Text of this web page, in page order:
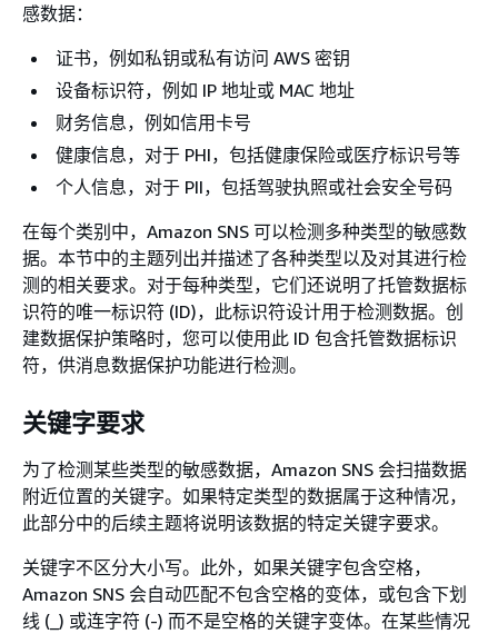
感数据：
证书，例如私钥或私有访问 AWS 密钥
设备标识符，例如 IP 地址或 MAC 地址
财务信息，例如信用卡号
健康信息，对于 PHI，包括健康保险或医疗标识号等
个人信息，对于 PII，包括驾驶执照或社会安全号码
在每个类别中，Amazon SNS 可以检测多种类型的敏感数
据。本节中的主题列出并描述了各种类型以及对其进行检
测的相关要求。对于每种类型，它们还说明了托管数据标
识符的唯一标识符 (ID)，此标识符设计用于检测数据。创
建数据保护策略时，您可以使用此 ID 包含托管数据标识
符，供消息数据保护功能进行检测。
关键字要求
为了检测某些类型的敏感数据，Amazon SNS 会扫描数据
附近位置的关键字。如果特定类型的数据属于这种情况，
此部分中的后续主题将说明该数据的特定关键字要求。
关键字不区分大小写。此外，如果关键字包含空格，
Amazon SNS 会自动匹配不包含空格的变体，或包含下划
线 (_) 或连字符 (-) 而不是空格的关键字变体。在某些情况